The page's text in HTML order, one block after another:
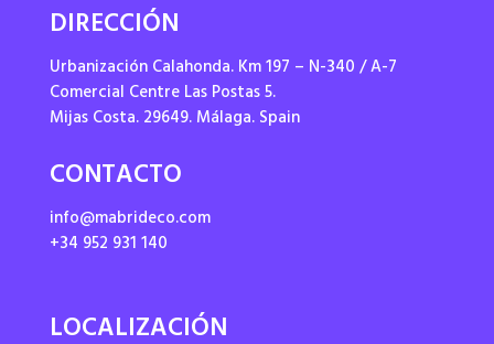
DIRECCIÓN
Urbanización Calahonda. Km 197 – N-340 / A-7
Comercial Centre Las Postas 5.
Mijas Costa. 29649. Málaga. Spain
CONTACTO
info@mabrideco.com
+34 952 931 140
LOCALIZACIÓN